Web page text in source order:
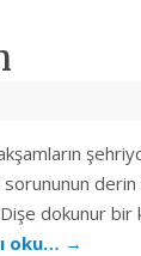
sorununun
dokunur bir
oku… →